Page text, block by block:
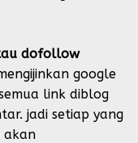
dofollow
google
link diblog
jadi setiap yang
akan